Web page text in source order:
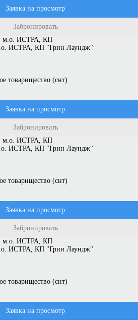
Заявка на просмотр
Забронировать
ИСТРА, КП "Грин Лаундж"
товарищество (снт)
Заявка на просмотр
Забронировать
ИСТРА, КП "Грин Лаундж"
товарищество (снт)
Заявка на просмотр
Забронировать
ИСТРА, КП "Грин Лаундж"
товарищество (снт)
Заявка на просмотр